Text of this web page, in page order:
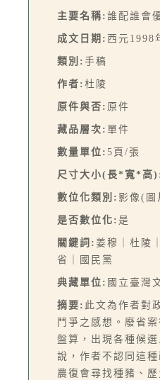
主要名稱: 誰配誰會
成文日期: 西元1998
類別: 手稿
作者: 杜陵
原件與否: 原件
藏品層次: 單件
數量單位: 5頁/張
尺寸大小(長*寬*高
數位化類別: 影像(圖
是否數位化: 是
關鍵詞: 姜穆｜杜陵
省｜國民黨
典藏單位: 國立臺灣
摘要: 此文為作者對
鬥爭之感想。廢省
盤算，出現各種候
說，作者不認同這
農復會尋找種豬、